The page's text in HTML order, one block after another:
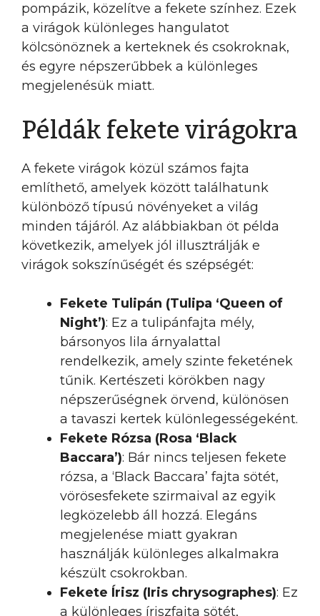
pompázik, közelítve a fekete színhez. Ezek
a virágok különleges hangulatot
kölcsönöznek a kerteknek és csokroknak,
és egyre népszerűbbek a különleges
megjelenésük miatt.
Példák fekete virágokra
A fekete virágok közül számos fajta
említhető, amelyek között találhatunk
különböző típusú növényeket a világ
minden tájáról. Az alábbiakban öt példa
következik, amelyek jól illusztrálják e
virágok sokszínűségét és szépségét:
Fekete Tulipán (Tulipa ‘Queen of
Night’): Ez a tulipánfajta mély,
bársonyos lila árnyalattal
rendelkezik, amely szinte feketének
tűnik. Kertészeti körökben nagy
népszerűségnek örvend, különösen
a tavaszi kertek különlegességeként.
Fekete Rózsa (Rosa ‘Black
Baccara’): Bár nincs teljesen fekete
rózsa, a ‘Black Baccara’ fajta sötét,
vörösesfekete szirmaival az egyik
legközelebb áll hozzá. Elegáns
megjelenése miatt gyakran
használják különleges alkalmakra
készült csokrokban.
Fekete Írisz (Iris chrysographes): Ez
a különleges íriszfajta sötét,